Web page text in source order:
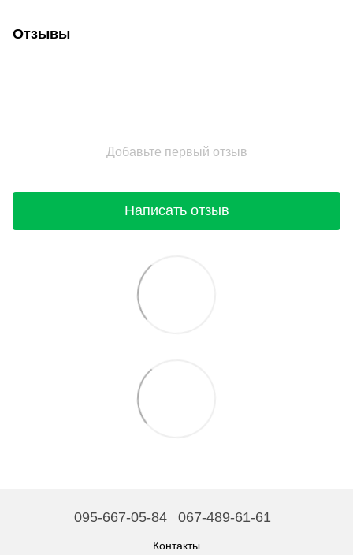
Отзывы
Добавьте первый отзыв
Написать отзыв
095-667-05-84 067-489-61-61
Контакты